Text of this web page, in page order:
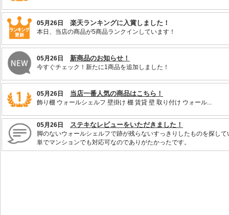
05月26日 楽天ランキングに入賞しました！
本日、当店の商品が5商品ランクインしています！
05月26日 新商品のお知らせ！
今すぐチェック！新たに1商品を追加しました！
05月26日 当店一番人気の商品はこちら！
飾り棚 ウォールシェルフ 壁掛け 棚 賃貸 壁 取り付け ウォール...
05月26日 ステキなレビューをいただきました！
脚のないウォールシェルフで跡が残らないすっきりしたものを探し
単でマンションでも対応可なのでありがたかったです。